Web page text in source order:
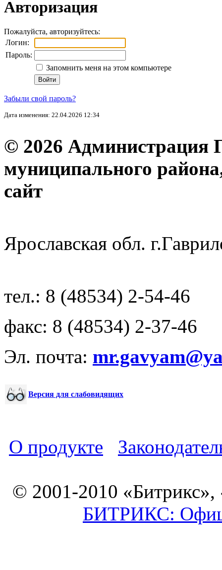
Авторизация
Пожалуйста, авторизуйтесь:
Логин:
Пароль:
Запомнить меня на этом компьютере
Забыли свой пароль?
Дата изменения: 22.04.2026 12:34
© 2026 Администрация
муниципального
Ярославская обл.
тел.: 8 (48534) 2-54-46
факс: 8 (48534) 2-37-46
Эл. почта:
Версия для слабовидящих
О продукте
© 2001-2010 «Битрикс»,
БИТРИКС: